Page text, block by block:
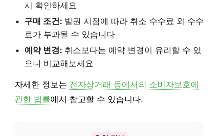
시 확인하세요
구매 조건: 발권 시점에 따라 취소 수수료 외 수수
료가 부과될 수 있습니다
예약 변경: 취소보다는 예약 변경이 유리할 수 있
으니 비교해보세요
자세한 정보는 전자상거래 등에서의 소비자보호에
관한 법률에서 참고할 수 있습니다.